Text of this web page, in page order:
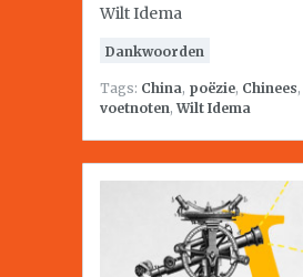
Wilt Idema
Dankwoorden
Tags: China, poëzie, Chinees,
voetnoten,Wilt Idema